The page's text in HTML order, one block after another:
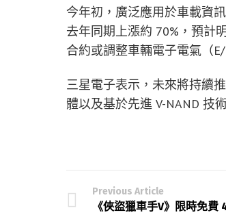
今年初，廣泛應用於車載資
去年同期上漲約 70%，預計
合約或調整車輛電子電氣（
三星電子表示，未來將持續
體以及基於先進 V-NAND 技
Previous Article
《俠盜獵車手V》限時免